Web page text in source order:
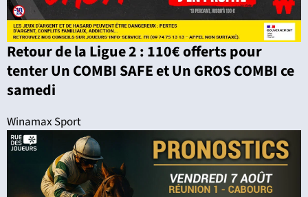
Retour de la Ligue 2 : 110€ offerts pour
tenter Un COMBI SAFE et Un GROS COMBI ce
samedi
Winamax Sport